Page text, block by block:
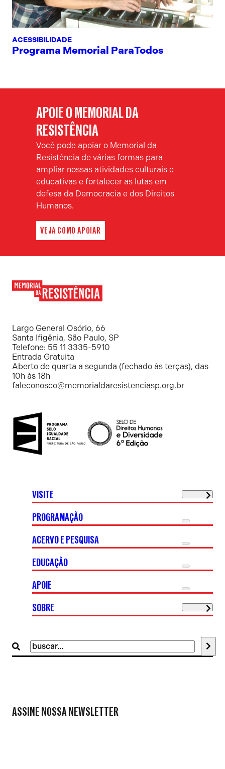
ACESSIBILIDADE
Programa Memorial ParaTodos
APOIE O MEMORIAL DA
RESISTÊNCIA
Você pode apoiar o Memorial da
Resistência de várias formas para
ampliar nossas atividades culturais e
educativas e fortalecer as lutas em
defesa da Democracia e dos Direitos
Humanos.
VEJA COMO APOIAR
Resistência
Largo General Osório, 66
Santa Ifigênia, São Paulo, SP
Telefone: 55 11 3335-5910
Entrada Gratuita
Aberto de quarta a segunda (fechado às terças), das
10h às 18h
faleconosco@memorialdaresistenciasp.org.br
Buscar
por:
VISITE
PROGRAMAÇÃO
ACERVO E PESQUISA
EDUCAÇÃO
APOIE
SOBRE
ASSINE NOSSA NEWSLETTER